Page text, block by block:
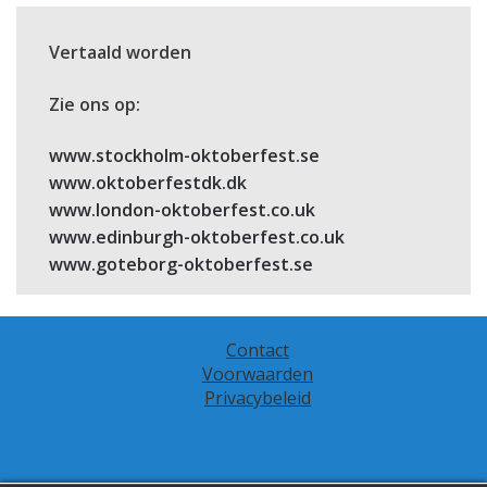
Vertaald worden
Zie ons op:
www.stockholm-oktoberfest.se
www.oktoberfestdk.dk
www.london-oktoberfest.co.uk
www.edinburgh-oktoberfest.co.uk
www.goteborg-oktoberfest.se
Contact
Voorwaarden
Privacybeleid